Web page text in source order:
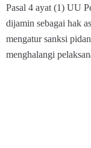
Pasal 4 ayat (1) UU
dijamin sebagai hak
mengatur sanksi
menghalangi